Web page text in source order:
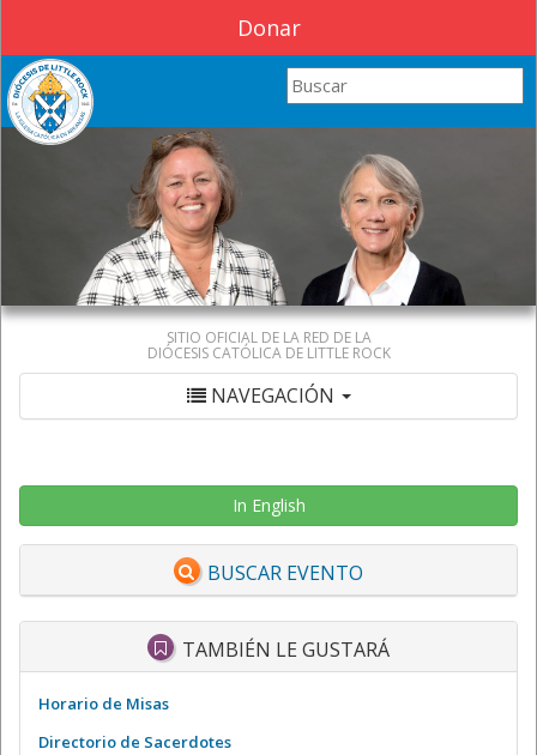
Donar
Search this site
SITIO OFICIAL DE LA RED DE LA
DIÓCESIS CATÓLICA DE LITTLE ROCK
NAVEGACIÓN
In English
BUSCAR EVENTO
TAMBIÉN LE GUSTARÁ
Horario de Misas
Directorio de Sacerdotes